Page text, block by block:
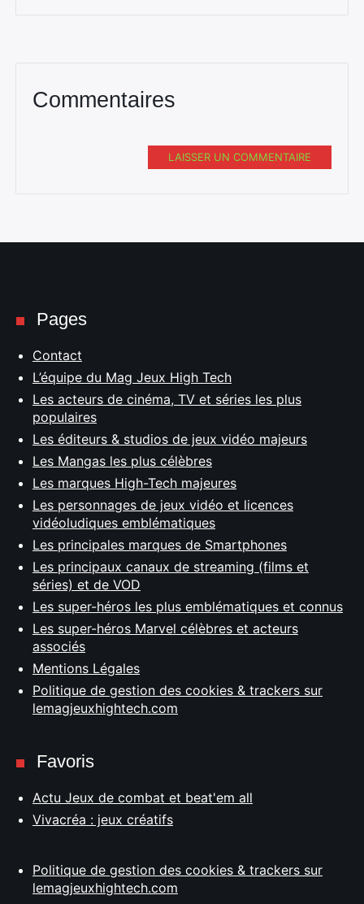
Commentaires
LAISSER UN COMMENTAIRE
Pages
Contact
L’équipe du Mag Jeux High Tech
Les acteurs de cinéma, TV et séries les plus
populaires
Les éditeurs & studios de jeux vidéo majeurs
Les Mangas les plus célèbres
Les marques High-Tech majeures
Les personnages de jeux vidéo et licences
vidéoludiques emblématiques
Les principales marques de Smartphones
Les principaux canaux de streaming (films et
séries) et de VOD
Les super-héros les plus emblématiques et connus
Les super-héros Marvel célèbres et acteurs
associés
Mentions Légales
Politique de gestion des cookies & trackers sur
lemagjeuxhightech.com
Favoris
Actu Jeux de combat et beat'em all
Vivacréa : jeux créatifs
Politique de gestion des cookies & trackers sur
lemagjeuxhightech.com